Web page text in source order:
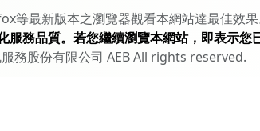
等最新版本之瀏覽器觀看本網站達最佳效果
務品質。若您繼續瀏覽本網站，即表示您
務股份有限公司 AEB All rights reserved.